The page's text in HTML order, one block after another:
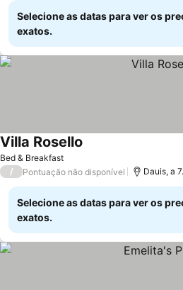
Selecione as datas para ver os
exatos.
Bed & Breakfast
Villa Rosello
/ Pontuação não disponível Dauis, a
Selecione as datas para ver os
exatos.